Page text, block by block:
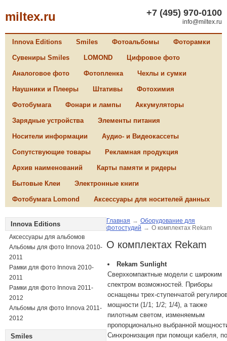
miltex.ru +7 (495) 970-0100
info@miltex.ru
Innova Editions Smiles Фотоальбомы Фоторамки
Сувениры Smiles LOMOND Цифровое фото
Аналоговое фото Фотопленка Чехлы и сумки
Наушники и Плееры Штативы Фотохимия
Фотобумага Фонари и лампы Аккумуляторы
Зарядные устройства Элементы питания
Носители информации Аудио- и Видеокассеты
Сопутствующие товары Рекламная продукция
Архив наименований Карты памяти и ридеры
Бытовые Клеи Электронные книги
Фотобумага Lomond Аксессуары для носителей данных
Innova Editions
Аксессуары для альбомов
Альбомы для фото Innova 2010-
2011
Рамки для фото Innova 2010-
2011
Рамки для фото Innova 2011-
2012
Альбомы для фото Innova 2011-
2012
Smiles
Главная → Оборудование для
фотостудий → О комплектах Rekam
О комплектах Rekam
Rekam Sunlight
Сверхкомпактные модели с широким
спектром возможностей. Приборы
оснащены трех-ступенчатой
мощности (1/1; 1/2; 1/4), а также
пилотным светом, изменяемым
пропорционально выбранной
Синхронизация при помощи кабеля, по